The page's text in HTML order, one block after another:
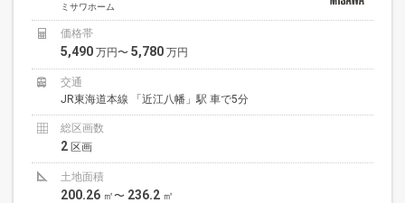
ミサワホーム
価格帯
5,490 万円〜 5,780 万円
交通
JR東海道本線 「近江八幡」駅 車で5分
総区画数
2 区画
土地面積
200.26 ㎡〜 236.2 ㎡